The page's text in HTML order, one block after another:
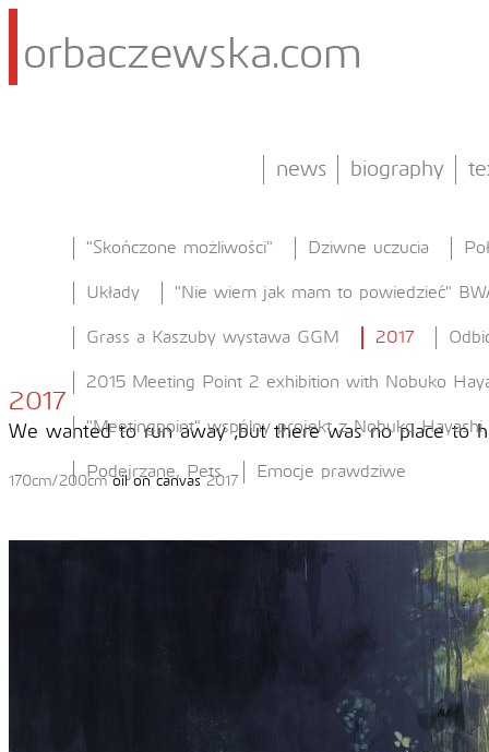
orbaczewska.com
news biography
"Skończone możliwości" Dziwne uczucia
Układy "Nie wiem jak mam to powiedzieć"
Grass a Kaszuby wystawa GGM 2017
2015 Meeting Point 2 exhibition with Nobuko
"Meetingpoint" wspólny projekt z Nobuko Hayashi
Podejrzane, Pets Emocje prawdziwe
2017
We wanted to run away ,but there was no place to
170cm/200cm oil on canvas2017